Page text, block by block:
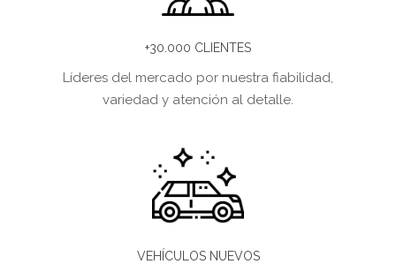
+30.000 CLIENTES
Líderes del mercado por nuestra fiabilidad,
variedad y atención al detalle.
VEHÍCULOS NUEVOS